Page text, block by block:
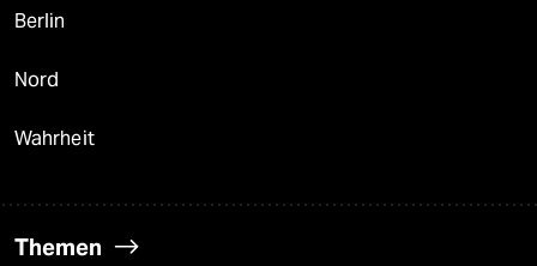
Berlin
Nord
Wahrheit
Themen